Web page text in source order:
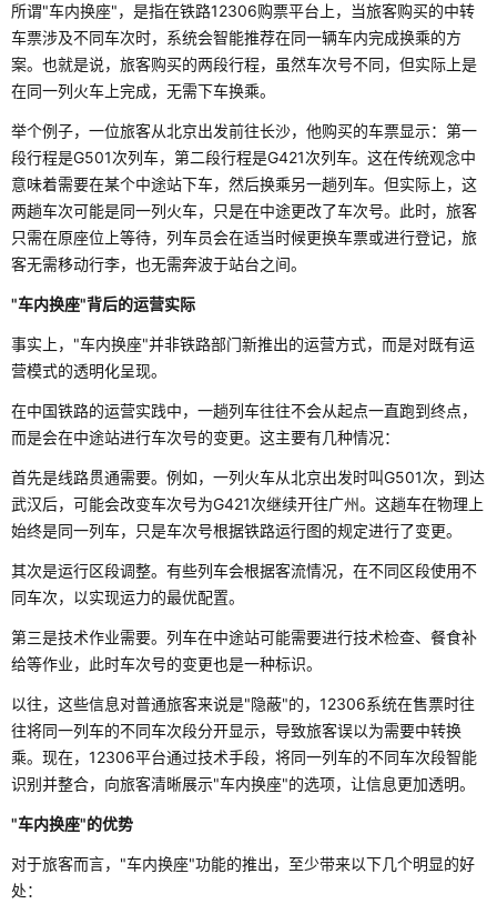
所谓"车内换座"，是指在铁路12306购票平台上，当旅客购买的中转
车票涉及不同车次时，系统会智能推荐在同一辆车内完成换乘的方
案。也就是说，旅客购买的两段行程，虽然车次号不同，但实际上是
在同一列火车上完成，无需下车换乘。
举个例子，一位旅客从北京出发前往长沙，他购买的车票显示：第一
段行程是G501次列车，第二段行程是G421次列车。这在传统观念中
意味着需要在某个中途站下车，然后换乘另一趟列车。但实际上，这
两趟车次可能是同一列火车，只是在中途更改了车次号。此时，旅客
只需在原座位上等待，列车员会在适当时候更换车票或进行登记，旅
客无需移动行李，也无需奔波于站台之间。
"车内换座"背后的运营实际
事实上，"车内换座"并非铁路部门新推出的运营方式，而是对既有运
营模式的透明化呈现。
在中国铁路的运营实践中，一趟列车往往不会从起点一直跑到终点，
而是会在中途站进行车次号的变更。这主要有几种情况：
首先是线路贯通需要。例如，一列火车从北京出发时叫G501次，到达
武汉后，可能会改变车次号为G421次继续开往广州。这趟车在物理上
始终是同一列车，只是车次号根据铁路运行图的规定进行了变更。
其次是运行区段调整。有些列车会根据客流情况，在不同区段使用不
同车次，以实现运力的最优配置。
第三是技术作业需要。列车在中途站可能需要进行技术检查、餐食补
给等作业，此时车次号的变更也是一种标识。
以往，这些信息对普通旅客来说是"隐蔽"的，12306系统在售票时往
往将同一列车的不同车次段分开显示，导致旅客误以为需要中转换
乘。现在，12306平台通过技术手段，将同一列车的不同车次段智能
识别并整合，向旅客清晰展示"车内换座"的选项，让信息更加透明。
"车内换座"的优势
对于旅客而言，"车内换座"功能的推出，至少带来以下几个明显的好
处：